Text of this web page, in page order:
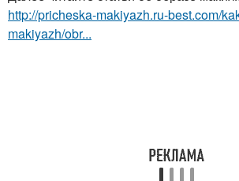
http://pricheska-makiyazh.ru-best.com/
makiyazh/obr...